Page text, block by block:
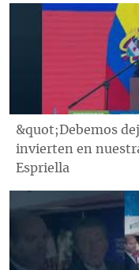
&quot;Debemos
invierten en
Espriella